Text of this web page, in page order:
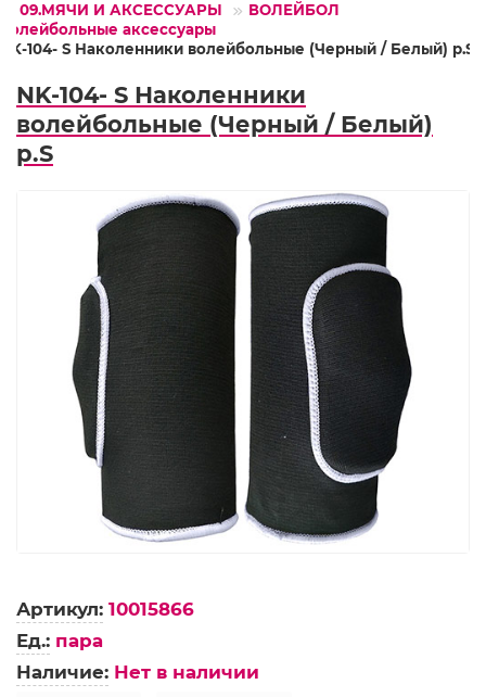
09.МЯЧИ И АКСЕССУАРЫ
ВОЛЕЙБОЛ
Волейбольные аксессуары
NK-104- S Наколенники волейбольные (Черный / Белый) р.S
NK-104- S Наколенники
волейбольные (Черный / Белый)
р.S
Артикул: 10015866
Ед.: пара
Наличие: Нет в наличии